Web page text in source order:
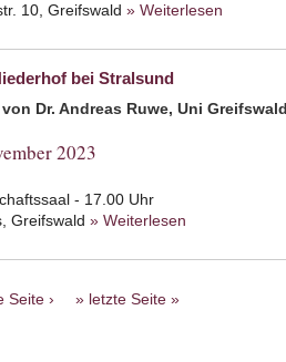
10, Greifswald » Weiterlesen
bei Stralsund
Dr. Andreas Ruwe, Uni Greifswald
2023
- 17.00 Uhr
Greifswald » Weiterlesen
Seite › letzte Seite »